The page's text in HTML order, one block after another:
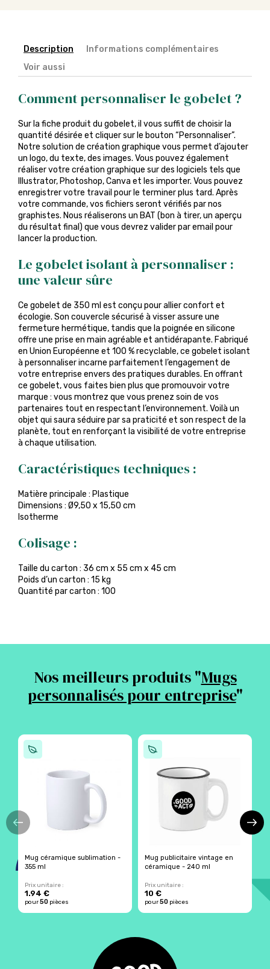
Description
Informations complémentaires
Voir aussi
Comment personnaliser le gobelet ?
Sur la fiche produit du gobelet, il vous suffit de choisir la
quantité désirée et cliquer sur le bouton “Personnaliser”.
Notre solution de création graphique vous permet d’ajouter
un logo, du texte, des images. Vous pouvez également
réaliser votre création graphique sur des logiciels tels que
Illustrator, Photoshop, Canva et les importer. Vous pouvez
enregistrer votre travail pour le terminer plus tard. Après
votre commande, vos fichiers seront vérifiés par nos
graphistes. Nous réaliserons un BAT (bon à tirer, un aperçu
du résultat final) que vous devrez valider par email pour
lancer la production.
Le gobelet isolant à personnaliser :
une valeur sûre
Ce gobelet de 350 ml est conçu pour allier confort et
écologie. Son couvercle sécurisé à visser assure une
fermeture hermétique, tandis que la poignée en silicone
offre une prise en main agréable et antidérapante. Fabriqué
en Union Européenne et 100 % recyclable, ce gobelet isolant
à personnaliser incarne parfaitement l’engagement de
votre entreprise envers des pratiques durables. En offrant
ce gobelet, vous faites bien plus que promouvoir votre
marque : vous montrez que vous prenez soin de vos
partenaires tout en respectant l’environnement. Voilà un
objet qui saura séduire par sa praticité et son respect de la
planète, tout en renforçant la visibilité de votre entreprise
à chaque utilisation.
Caractéristiques techniques :
Matière principale : Plastique
Dimensions : Ø9,50 x 15,50 cm
Isotherme
Colisage :
Taille du carton : 36 cm x 55 cm x 45 cm
Poids d’un carton : 15 kg
Quantité par carton : 100
Nos meilleurs produits "Mugs
personnalisés pour entreprise"
Mug céramique sublimation -
355 ml
Prix unitaire :
1.94 €
pour50 pièces
Mug publicitaire vintage en
céramique - 240 ml
Prix unitaire :
10 €
pour50 pièces